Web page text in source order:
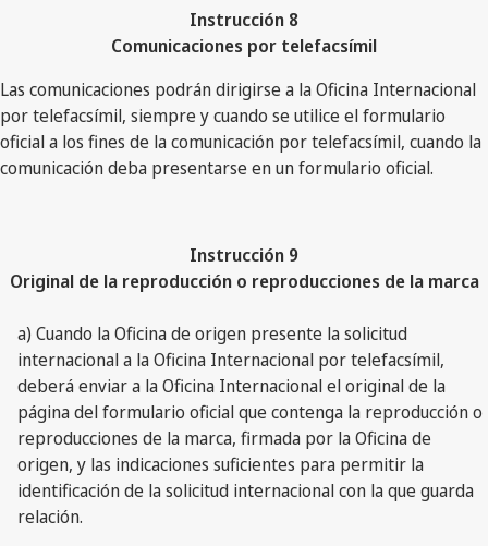
Instrucción 8
Comunicaciones por telefacsímil
Las comunicaciones podrán dirigirse a la Oficina Internacional
por telefacsímil, siempre y cuando se utilice el formulario
oficial a los fines de la comunicación por telefacsímil, cuando la
comunicación deba presentarse en un formulario oficial.
Instrucción 9
Original de la reproducción o reproducciones de la marca
a) Cuando la Oficina de origen presente la solicitud
internacional a la Oficina Internacional por telefacsímil,
deberá enviar a la Oficina Internacional el original de la
página del formulario oficial que contenga la reproducción o
reproducciones de la marca, firmada por la Oficina de
origen, y las indicaciones suficientes para permitir la
identificación de la solicitud internacional con la que guarda
relación.